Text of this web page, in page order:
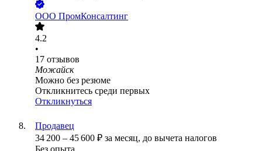
ООО ПромКонсалтинг
4.2
•
17 отзывов
Можайск
Можно без резюме
Откликнитесь среди первых
Откликнуться
Продавец
34 200 – 45 600 ₽ за месяц, до вычета налогов